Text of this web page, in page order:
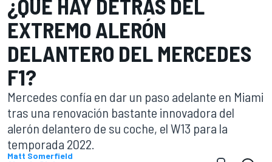
¿QUÉ HAY DETRÁS DEL
EXTREMO ALERÓN
DELANTERO DEL MERCEDES
F1?
Mercedes confía en dar un paso adelante en Miami
tras una renovación bastante innovadora del
alerón delantero de su coche, el W13 para la
temporada 2022.
Matt Somerfield